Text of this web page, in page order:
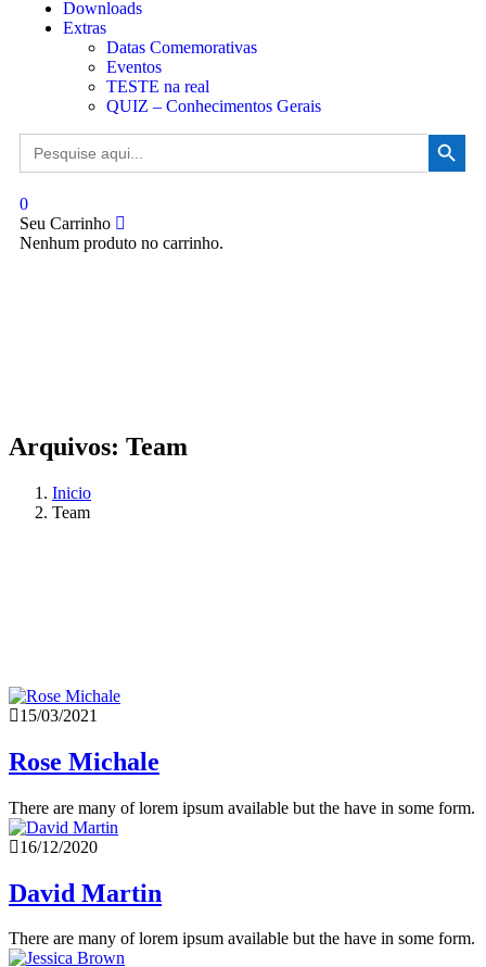
Downloads
Extras
Datas Comemorativas
Eventos
TESTE na real
QUIZ – Conhecimentos Gerais
Search
for:
Search Button
0
Seu Carrinho
Nenhum produto no carrinho.
Arquivos: Team
Inicio
Team
15/03/2021
Rose Michale
There are many of lorem ipsum available but the have in some form.
16/12/2020
David Martin
There are many of lorem ipsum available but the have in some form.